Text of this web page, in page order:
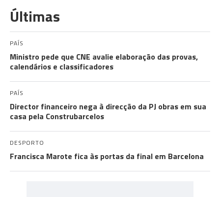
Últimas
PAÍS
Ministro pede que CNE avalie elaboração das provas,
calendários e classificadores
PAÍS
Director financeiro nega à direcção da PJ obras em sua
casa pela Construbarcelos
DESPORTO
Francisca Marote fica às portas da final em Barcelona